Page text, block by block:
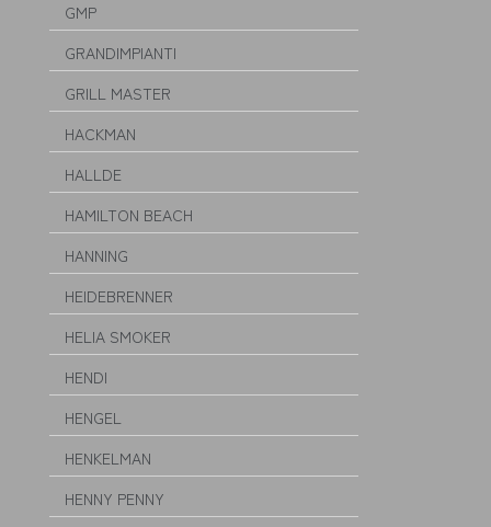
GMP
GRANDIMPIANTI
GRILL MASTER
HACKMAN
HALLDE
HAMILTON BEACH
HANNING
HEIDEBRENNER
HELIA SMOKER
HENDI
HENGEL
HENKELMAN
HENNY PENNY